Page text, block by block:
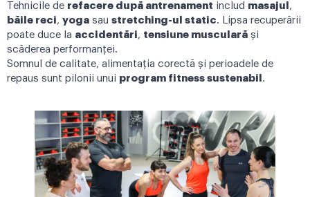
Tehnicile de refacere după antrenament includ masajul ,
băile reci, yoga sau stretching-ul static. Lipsa recuperării
poate duce la accidentări, tensiune musculară și
scăderea performanței.
Somnul de calitate, alimentația corectă și perioadele de
repaus sunt pilonii unui program fitness sustenabil .